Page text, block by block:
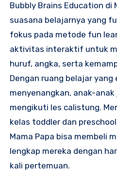
Bubbly Brains Education di
suasana belajarnya yang
fokus pada metode fun
aktivitas interaktif untuk
huruf, angka, serta
Dengan ruang belajar
menyenangkan, anak-
mengikuti les calistung.
kelas toddler dan
Mama Papa bisa membeli
lengkap mereka dengan
kali pertemuan.